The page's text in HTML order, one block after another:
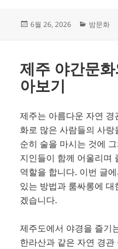
작
6월 26, 2026
카
밤문화
제주 야간문
아보기
제주는 아름다운 자연
화로 많은 사람들의 사
순히 술을 마시는 것에
지인들이 함께 어울리며
역할을 합니다. 이번 글
있는 방법과 룸싸롱에
겠습니다.
제주도에서 야경을 즐기
한라산과 같은 자연 경